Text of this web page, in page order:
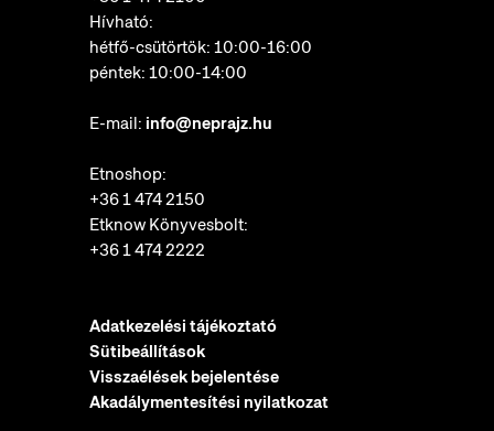
Hívható:
hétfő-csütörtök: 10:00-16:00
péntek: 10:00-14:00
E-mail: info@neprajz.hu
Etnoshop:
+36 1 474 2150
Etknow Könyvesbolt:
+36 1 474 2222
Adatkezelési tájékoztató
Sütibeállítások
Visszaélések bejelentése
Akadálymentesítési nyilatkozat